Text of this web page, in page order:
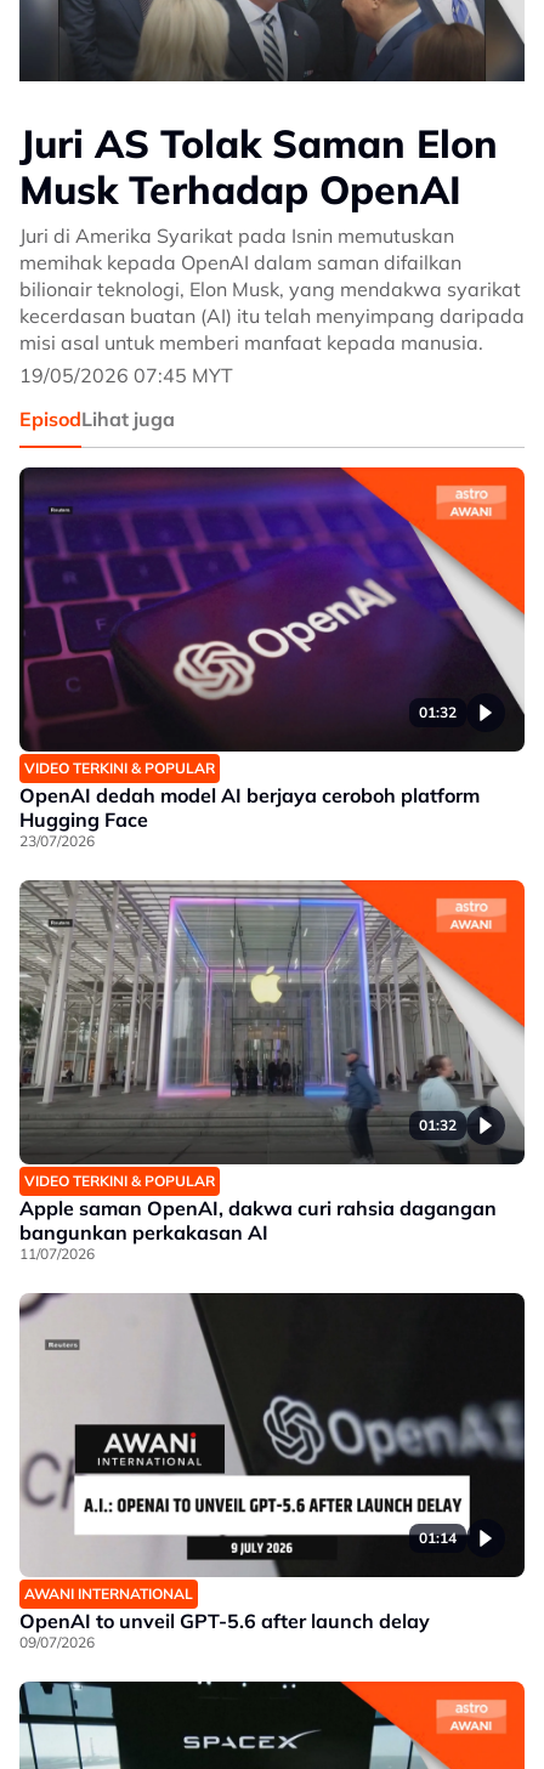
Juri AS Tolak Saman Elon
Musk Terhadap OpenAI
Juri di Amerika Syarikat pada Isnin memutuskan
memihak kepada OpenAI dalam saman difailkan
bilionair teknologi, Elon Musk, yang mendakwa syarikat
kecerdasan buatan (AI) itu telah menyimpang daripada
misi asal untuk memberi manfaat kepada manusia.
19/05/2026 07:45 MYT
EpisodLihat juga
01:32
VIDEO TERKINI & POPULAR
OpenAI dedah model AI berjaya ceroboh platform
Hugging Face
23/07/2026
01:32
VIDEO TERKINI & POPULAR
Apple saman OpenAI, dakwa curi rahsia dagangan
bangunkan perkakasan AI
11/07/2026
01:14
AWANI INTERNATIONAL
OpenAI to unveil GPT-5.6 after launch delay
09/07/2026